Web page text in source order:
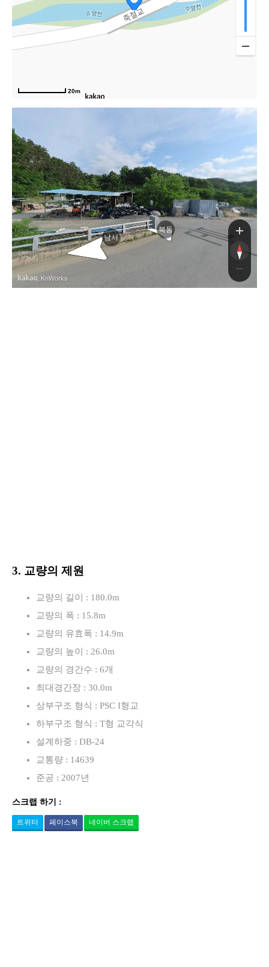
20m
남서
북동
, KnWorks
3. 교량의 제원
교량의 길이 : 180.0m
교량의 폭 : 15.8m
교량의 유효폭 : 14.9m
교량의 높이 : 26.0m
교량의 경간수 : 6개
최대경간장 : 30.0m
상부구조 형식 : PSC I형교
하부구조 형식 : T형 교각식
설계하중 : DB-24
교통량 : 14639
준공 : 2007년
스크랩 하기 :
트위터 페이스북 네이버 스크랩